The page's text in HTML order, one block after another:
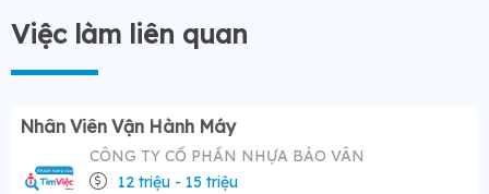
Việc làm liên quan
Nhân Viên Vận Hành Máy
CÔNG TY CỔ PHẦN NHỰA BẢO VÂN
12 triệu - 15 triệu